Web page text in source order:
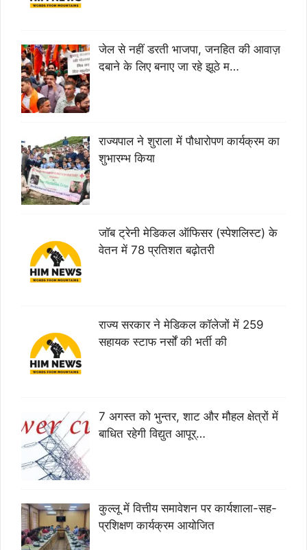
जेल से नहीं डरती भाजपा, जनहित की आवाज़
दबाने के लिए बनाए जा रहे झूठे म…
राज्यपाल ने शुराला में पौधारोपण कार्यक्रम का
शुभारम्भ किया
जॉब ट्रेनी मेडिकल ऑफिसर (स्पेशलिस्ट) के
वेतन में 78 प्रतिशत बढ़ोतरी
राज्य सरकार ने मेडिकल कॉलेजों में 259
सहायक स्टाफ नर्सों की भर्ती की
7 अगस्त को भुन्तर, शाट और मौहल क्षेत्रों में
बाधित रहेगी विद्युत आपूर्…
कुल्लू में वित्तीय समावेशन पर कार्यशाला-सह-
प्रशिक्षण कार्यक्रम आयोजित